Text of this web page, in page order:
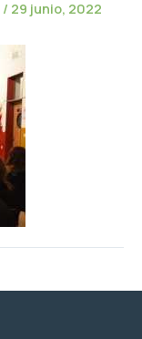
/ 29 junio, 2022